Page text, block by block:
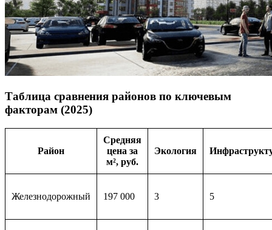
Таблица сравнения районов по ключевым
факторам (2025)
Район
Средняя
цена за
м², руб.
Экология
Железнодорожный 197 000 3 5